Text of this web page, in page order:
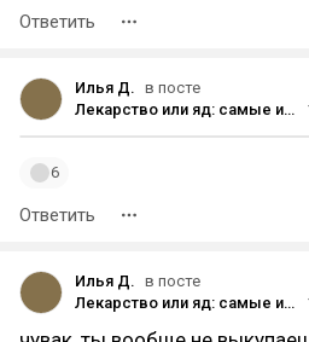
Ответить
Илья Д. в посте
Лекарство или яд: самые интересные исследования про алкоголь
6
Ответить
Илья Д. в посте
Лекарство или яд: самые интересные исследования про алкоголь